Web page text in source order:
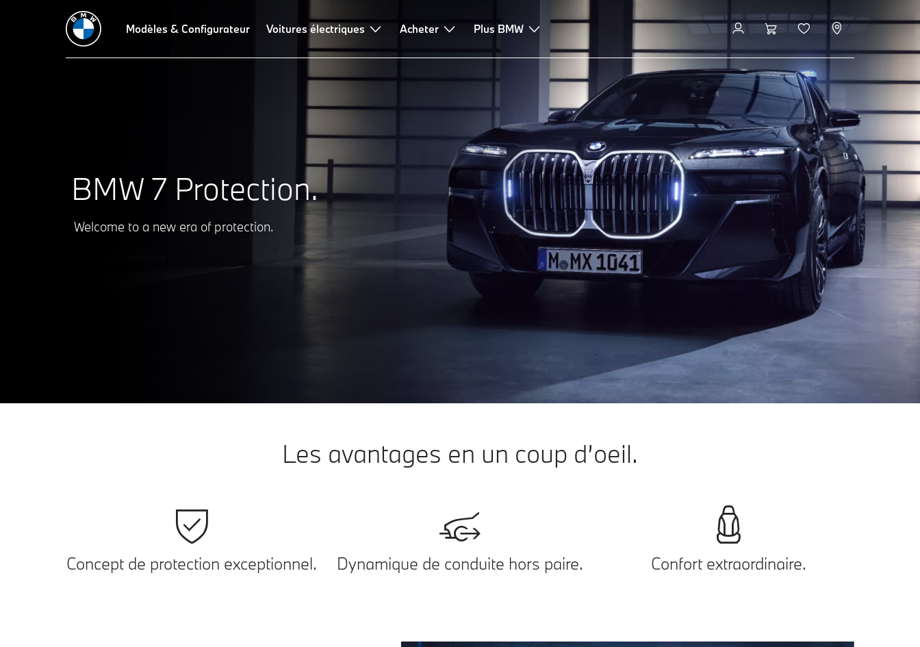
Modèles & Configurateur Voitures électriques Acheter Plus BMW
BMW 7 Protection.
Welcome to a new era of protection.
Caractéristiques Concept de protection Équipement de protection Extérieur Intérieur FAQ
Les avantages en un coup d’oeil.
Concept de protection exceptionnel. Dynamique de conduite hors paire. Confort extraordinaire.